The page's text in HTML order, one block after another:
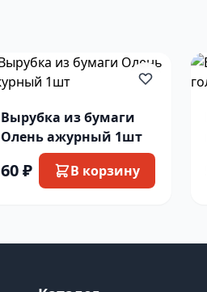
Вырубка из бумаги
Олень ажурный 1шт
60 ₽ В корзину